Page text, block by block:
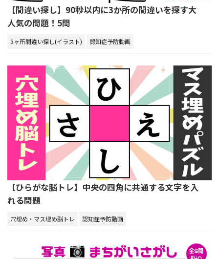
【間違い探し】90秒以内に3か所の間違いを探す大
人気の問題！5問
3ヶ所間違い探し(イラスト) 認知症予防動画
【ひらがな脳トレ】中央の四角に共通する文字を入
れる問題
穴埋め・マス埋め脳トレ 認知症予防動画